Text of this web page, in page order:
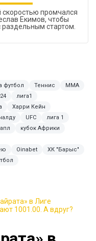
промчался
Екимов, чтобы
раздельным стартом.
футбол Теннис
ММА
лига1
Харри Кейн
UFC
лига 1
апл
кубок Африки
Oinabet
ХК "Барыс"
в Лиге
1001.00. А вдруг?